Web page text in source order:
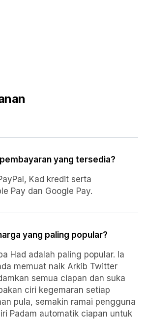
yang tersedia?
Kad kredit serta
Pay dan Google Pay.
yang paling popular?
Had adalah paling popular. Ia
memuat naik Arkib Twitter
semua ciapan dan suka
ciri kegemaran setiap
pula, semakin ramai pengguna
Padam automatik ciapan untuk